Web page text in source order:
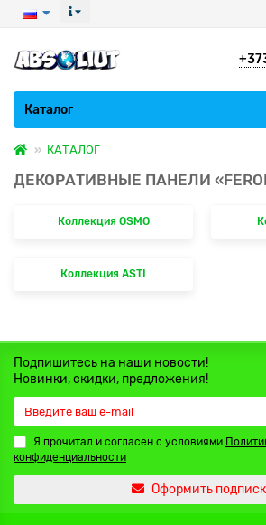
Все категории
Каталог
КАТАЛОГ
ДЕКОРАТИВНЫЕ ПАНЕЛИ
Коллекция OSMO
Коллекция ASTI
Подпишитесь на наши новости!
Новинки, скидки, предложения!
Я прочитал и согласен с условиями
конфиденциальности
Оформить